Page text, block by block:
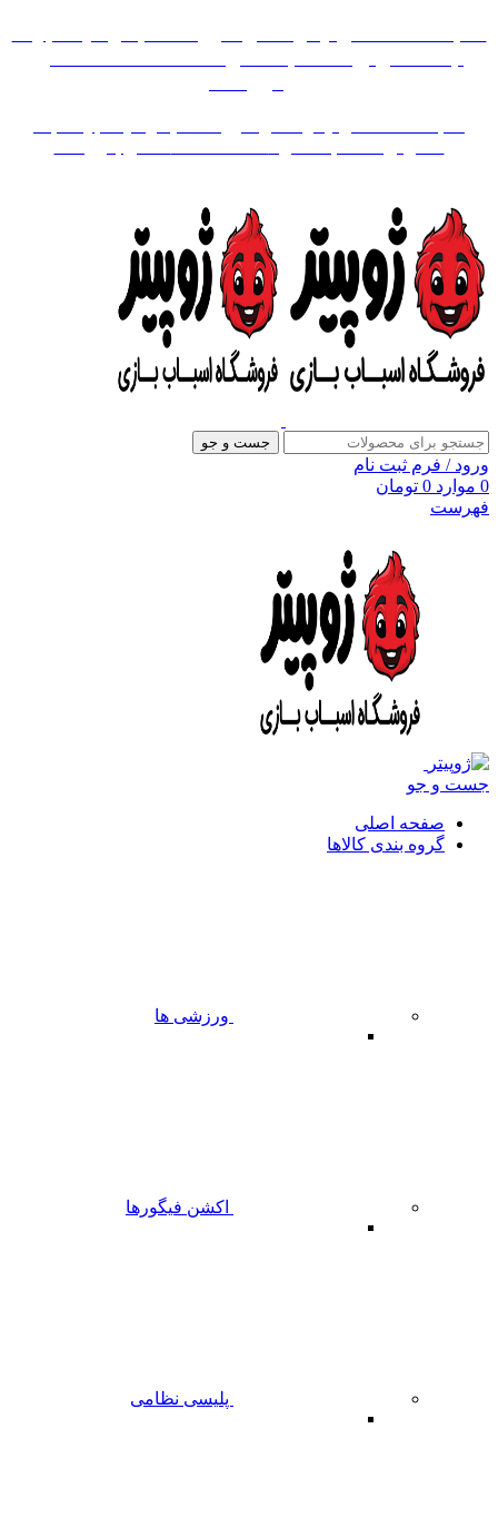
جست و جو
ورود / فرم ثبت نام
0 موارد 0 تومان
فهرست
جست و جو
صفحه اصلی
گروه بندی کالاها
ورزشی ها
اکشن فیگورها
پلیسی نظامی